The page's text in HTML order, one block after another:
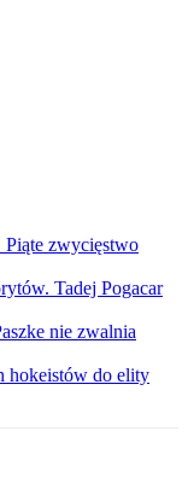
Piąte zwycięstwo
Tadej Pogacar
nie zwalnia
hokeistów do elity